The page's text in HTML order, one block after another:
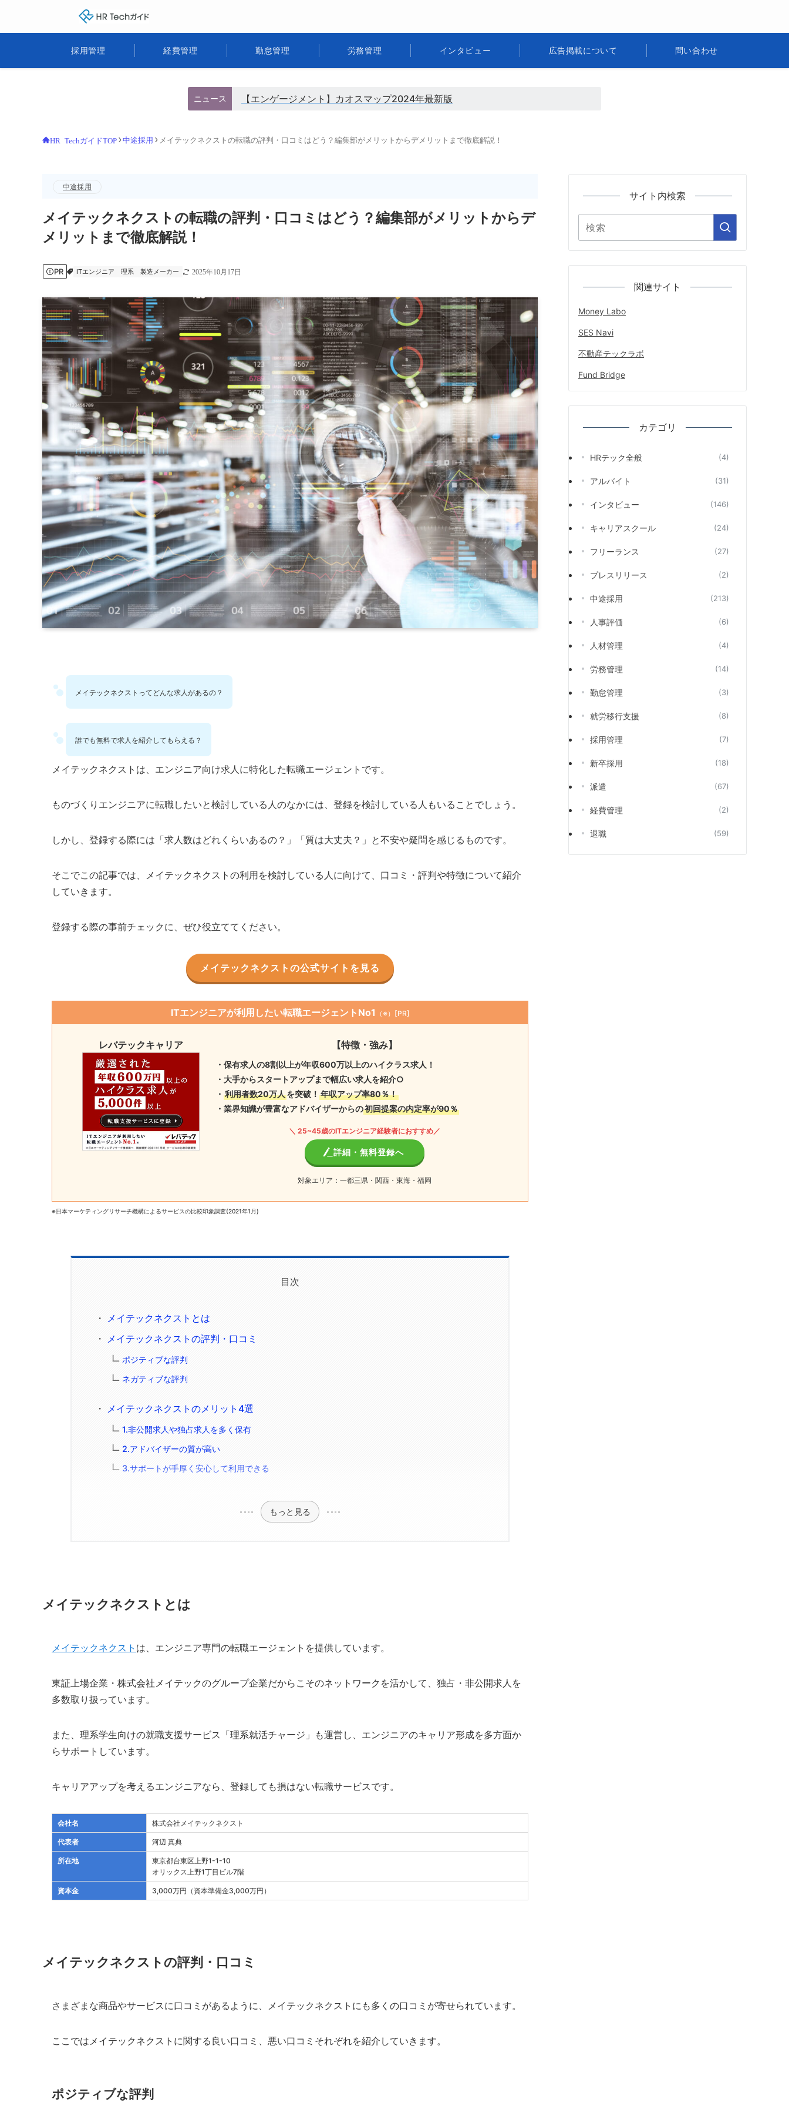
HR Techガイド
採用管理 経費管理 勤怠管理 労務管理 インタビュー 広告掲載について 問い合わせ
ニュース 【エンゲージメント】カオスマップ2024年最新版
HR TechガイドTOP 中途採用 メイテックネクストの転職の評判・口コミはどう？編集部がメリットからデメリットまで徹底解説！
中途採用
メイテックネクストの転職の評判・口コミはどう？編集部がメリットからデ
メリットまで徹底解説！
PR ITエンジニア 理系 製造メーカー 2025年10月17日
メイテックネクストってどんな求人があるの？
誰でも無料で求人を紹介してもらえる？
メイテックネクストは、エンジニア向け求人に特化した転職エージェントです。
ものづくりエンジニアに転職したいと検討している人のなかには、登録を検討している人もいることでしょう。
しかし、登録する際には「求人数はどれくらいあるの？」「質は大丈夫？」と不安や疑問を感じるものです。
そこでこの記事では、メイテックネクストの利用を検討している人に向けて、口コミ・評判や特徴について紹介
していきます。
登録する際の事前チェックに、ぜひ役立ててください。
メイテックネクストの公式サイトを見る
ITエンジニアが利用したい転職エージェントNo1 （※）[PR]
レバテックキャリア 【特徴・強み】
・ 保有求人の8割以上が年収600万以上のハイクラス求人！
・大手からスタートアップまで幅広い求人を紹介○
・ 利用者数20万人を突破！ 年収アップ率80％！
・業界知識が豊富なアドバイザーからの初回提案の内定率が90％
＼ 25~45歳のITエンジニア経験者におすすめ／
詳細・無料登録へ
対象エリア：一都三県・関西・東海・福岡
※日本マーケティングリサーチ機構によるサービスの比較印象調査(2021年1月)
目次
メイテックネクストとは
メイテックネクストの評判・口コミ
ポジティブな評判
ネガティブな評判
メイテックネクストのメリット4選
1.非公開求人や独占求人を多く保有
2.アドバイザーの質が高い
3.サポートが手厚く安心して利用できる
もっと見る
メイテックネクストとは
メイテックネクスト は、エンジニア専門の転職エージェントを提供しています。
東証上場企業・株式会社メイテックのグループ企業だからこそのネットワークを活かして、独占・非公開求人を
多数取り扱っています。
また、理系学生向けの就職支援サービス「理系就活チャージ」も運営し、エンジニアのキャリア形成を多方面か
らサポートしています。
キャリアアップを考えるエンジニアなら、登録しても損はない転職サービスです。
会社名 株式会社メイテックネクスト
代表者 河辺 真典
所在地
東京都台東区上野1-1-10
オリックス上野1丁目ビル7階
資本金 3,000万円（資本準備金3,000万円）
メイテックネクストの評判・口コミ
さまざまな商品やサービスに口コミがあるように、メイテックネクストにも多くの口コミが寄せられています。
ここではメイテックネクストに関する良い口コミ、悪い口コミそれぞれを紹介していきます。
ポジティブな評判
サイト内検索
関連サイト
Money Labo
SES Navi
不動産テックラボ
Fund Bridge
カテゴリ
HRテック全般 (4)
アルバイト (31)
インタビュー (146)
キャリアスクール (24)
フリーランス (27)
プレスリリース (2)
中途採用 (213)
人事評価 (6)
人材管理 (4)
労務管理 (14)
勤怠管理 (3)
就労移行支援 (8)
採用管理 (7)
新卒採用 (18)
派遣 (67)
経費管理 (2)
退職 (59)